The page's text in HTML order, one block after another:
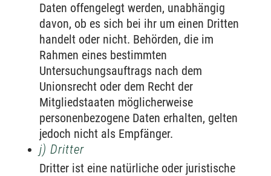
Daten offengelegt werden, unabhängig
davon, ob es sich bei ihr um einen Dritten
handelt oder nicht. Behörden, die im
Rahmen eines bestimmten
Untersuchungsauftrags nach dem
Unionsrecht oder dem Recht der
Mitgliedstaaten möglicherweise
personenbezogene Daten erhalten, gelten
jedoch nicht als Empfänger.
j) Dritter
Dritter ist eine natürliche oder juristische